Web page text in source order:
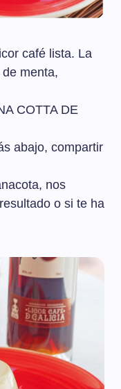
café lista. La
menta,
COTTA DE
abajo, compartir
nos
o si te ha